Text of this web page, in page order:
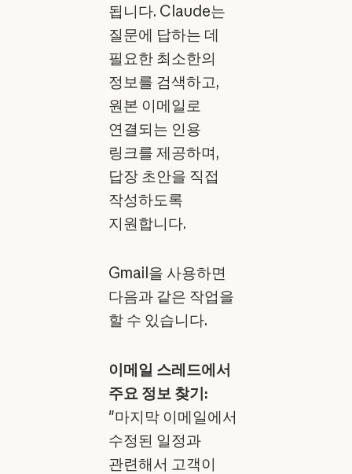
됩니다. Claude는
질문에 답하는 데
필요한 최소한의
정보를 검색하고,
원본 이메일로
연결되는 인용
링크를 제공하며,
답장 초안을 직접
작성하도록
지원합니다.
Gmail을 사용하면
다음과 같은 작업을
할 수 있습니다.
이메일 스레드에서
주요 정보 찾기:
"마지막 이메일에서
수정된 일정과
관련해서 고객이